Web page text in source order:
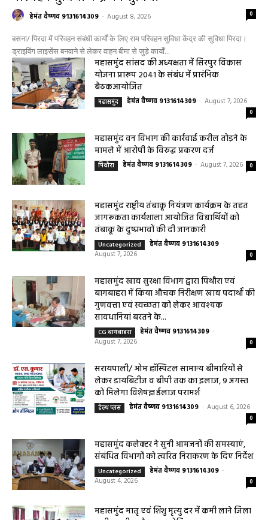
हेमंत वैष्णव 9131614309 - August 8, 2026 0
बसना/ पिरदा में परिवहन संबंधी कार्यों के लिए राम परिवहन सुविधा केंद्र की सुविधा पिरदा।
ड्राइविंग लाइसेंस बनवाने से लेकर वाहन बीमा से जुड़े कार्यों...
महासमुंद सांसद की अध्यक्षता में सिरपुर विकास
योजना प्रारूप 2041 के संबंध में प्रारंभिक
बैठकआयोजित
महासमुंद हेमंत वैष्णव 9131614309 - August 7, 2026
0
महासमुंद वन विभाग की कार्रवाई करील तोड़ने के
मामले में आरोपी के विरुद्ध प्रकरण दर्ज
पिथौरा हेमंत वैष्णव 9131614309 - August 7, 2026 0
महासमुंद राष्ट्रीय तंबाकू नियंत्रण कार्यक्रम के तहत
जागरूकता कार्यशाला आयोजित विद्यार्थियों को
तंबाकू के दुष्प्रभावों की दी जानकारी
Uncategorized हेमंत वैष्णव 9131614309 -
August 7, 2026
0
महासमुंद खाद्य सुरक्षा विभाग द्वारा पिथौरा एवं
बागबाहरा में किया औचक निरीक्षण खाद्य पदार्थों की
गुणवत्ता एवं स्वच्छता को लेकर आवश्यक
सावधानियां बरतने के...
CG बागबाहरा हेमंत वैष्णव 9131614309 -
August 7, 2026
0
सरायपाली/ ओम हॉस्पिटल सामान्य बीमारियों से
लेकर डायबिटीज व बीपी तक का इलाज, 9 अगस्त
को मिलेगा विशेषज्ञ ईलाज परामर्श
हेल्थ प्लस हेमंत वैष्णव 9131614309 - August 6, 2026
0
महासमुंद कलेक्टर ने सुनी आमजनों की समस्याएं,
संबंधित विभागों को त्वरित निराकरण के दिए निर्देश
Uncategorized हेमंत वैष्णव 9131614309 -
August 4, 2026
0
महासमुंद मातृ एवं शिशु मृत्यु दर में कमी लाने जिला